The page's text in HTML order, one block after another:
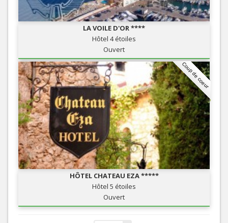
LA VOILE D'OR ****
Hôtel 4 étoiles
Ouvert
Coup de coeur
HÔTEL CHATEAU EZA *****
Hôtel 5 étoiles
Ouvert